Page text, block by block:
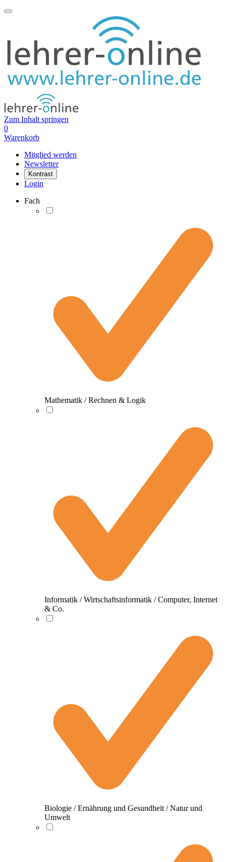
Zum Inhalt springen
0
Warenkorb
Mitglied werden
Newsletter
Kontrast
Login
Fach
Mathematik / Rechnen & Logik
Informatik / Wirtschaftsinformatik / Computer, Internet
& Co.
Biologie / Ernährung und Gesundheit / Natur und
Umwelt